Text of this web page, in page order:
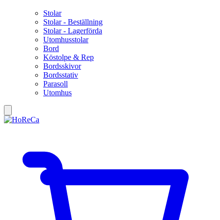
Stolar
Stolar - Beställning
Stolar - Lagerförda
Utomhusstolar
Bord
Köstolpe & Rep
Bordsskivor
Bordsstativ
Parasoll
Utomhus